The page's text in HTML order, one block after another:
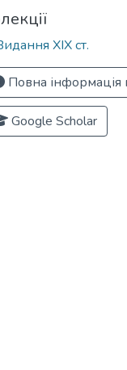
ХІХ ст.
Повна інформація
Google Scholar